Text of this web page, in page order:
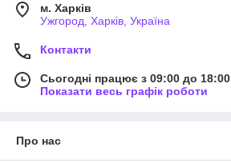
м. Харків
Ужгород, Харків, Україна
Контакти
Сьогодні працює з 09:00 до 18:00
Показати весь графік роботи
Про нас